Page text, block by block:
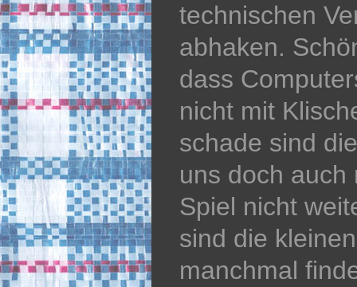
technischen
abhaken.
dass
nicht mit
schade sind
uns doch auch
Spiel nicht
sind die
manchmal